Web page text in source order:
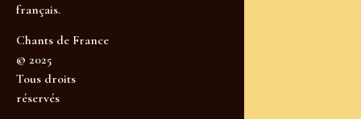
français.
Chants de France
© 2025
Tous droits
réservés